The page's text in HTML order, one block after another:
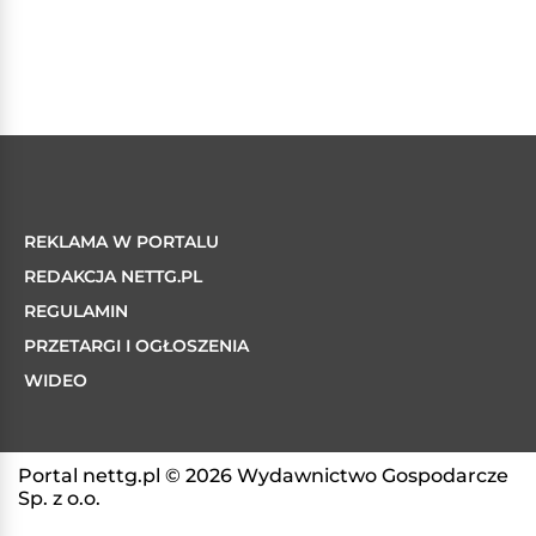
REKLAMA W PORTALU
REDAKCJA NETTG.PL
REGULAMIN
PRZETARGI I OGŁOSZENIA
WIDEO
Portal nettg.pl © 2026 Wydawnictwo Gospodarcze
Sp. z o.o.